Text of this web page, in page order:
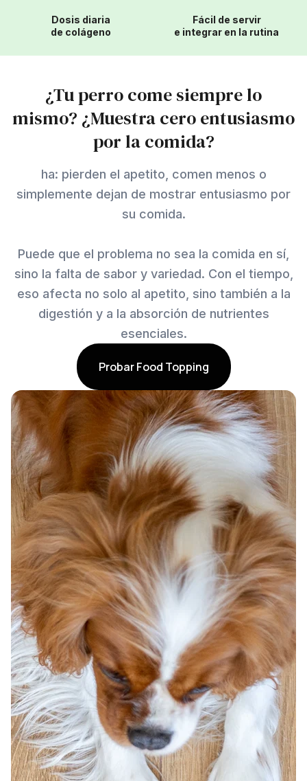
Dosis diaria
de colágeno
Fácil de servir
e integrar en la rutina
¿Tu perro come siempre lo
mismo? ¿Muestra cero entusiasmo
por la comida?
ha: pierden el apetito, comen menos o
simplemente dejan de mostrar entusiasmo por
su comida.
Puede que el problema no sea la comida en sí,
sino la falta de sabor y variedad. Con el tiempo,
eso afecta no solo al apetito, sino también a la
digestión y a la absorción de nutrientes
esenciales.
Probar Food Topping